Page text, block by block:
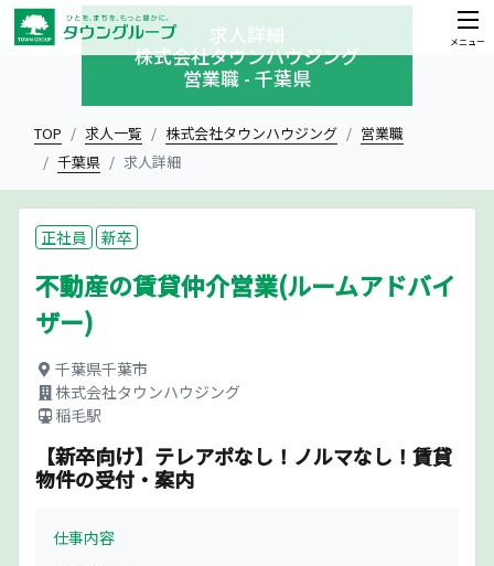
メニュー
求人詳細
株式会社タウンハウジング
営業職 - 千葉県
TOP 求人一覧 株式会社タウンハウジング
営業職
千葉県
求人詳細
正社員 新卒
不動産の賃貸仲介営業(ルームアドバイ
ザー)
千葉県千葉市
株式会社タウンハウジング
稲毛駅
【新卒向け】テレアポなし！ノルマなし！賃貸
物件の受付・案内
仕事内容